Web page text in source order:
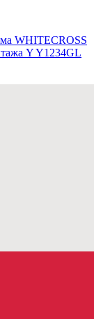
WHITECROSS
Y Y1234GL